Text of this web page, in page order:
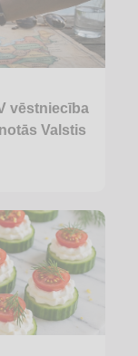
vēstniecība
Valstis